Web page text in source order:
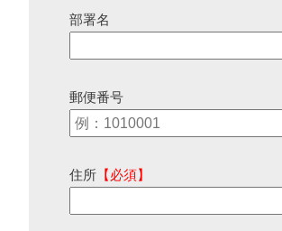
部署名
郵便番号
住所 【必須】